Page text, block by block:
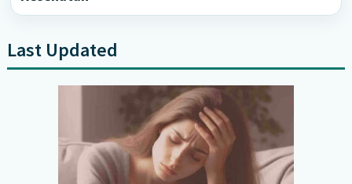
Primary
Sidebar
Last Updated